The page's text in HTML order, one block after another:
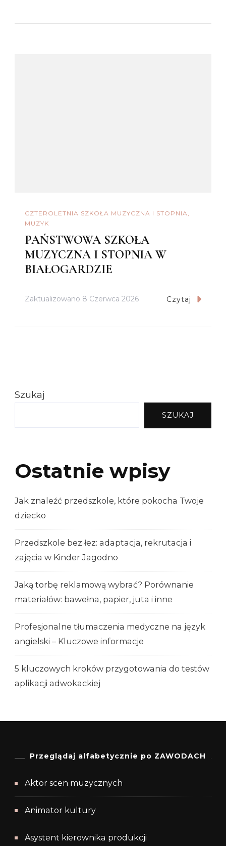
CZTEROLETNIA SZKOŁA MUZYCZNA I STOPNIA
MUZYK
PAŃSTWOWA SZKOŁA
MUZYCZNA I STOPNIA W
BIAŁOGARDZIE
Zaktualizowano 8 Czerwca 2026 Czytaj
Szukaj
SZUKAJ
Ostatnie wpisy
Jak znaleźć przedszkole, które pokocha Twoje
dziecko
Przedszkole bez łez: adaptacja, rekrutacja i
zajęcia w Kinder Jagodno
Jaką torbę reklamową wybrać? Porównanie
materiałów: bawełna, papier, juta i inne
Profesjonalne tłumaczenia medyczne na język
angielski – Kluczowe informacje
5 kluczowych kroków przygotowania do testów
aplikacji adwokackiej
Przeglądaj alfabetycznie po ZAWODACH
Aktor scen muzycznych
Animator kultury
Asystent kierownika produkcji